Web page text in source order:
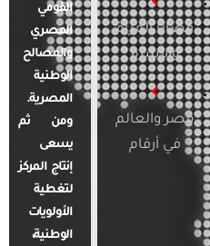
قضايا المرأة
والأسرة
مصر والعالم
في أرقام
القومي
المصري
والمصالح
الوطنية
المصرية.
ومن ثم
يسعى
إنتاج المركز
لتغطية
الأولويات
الوطنية،